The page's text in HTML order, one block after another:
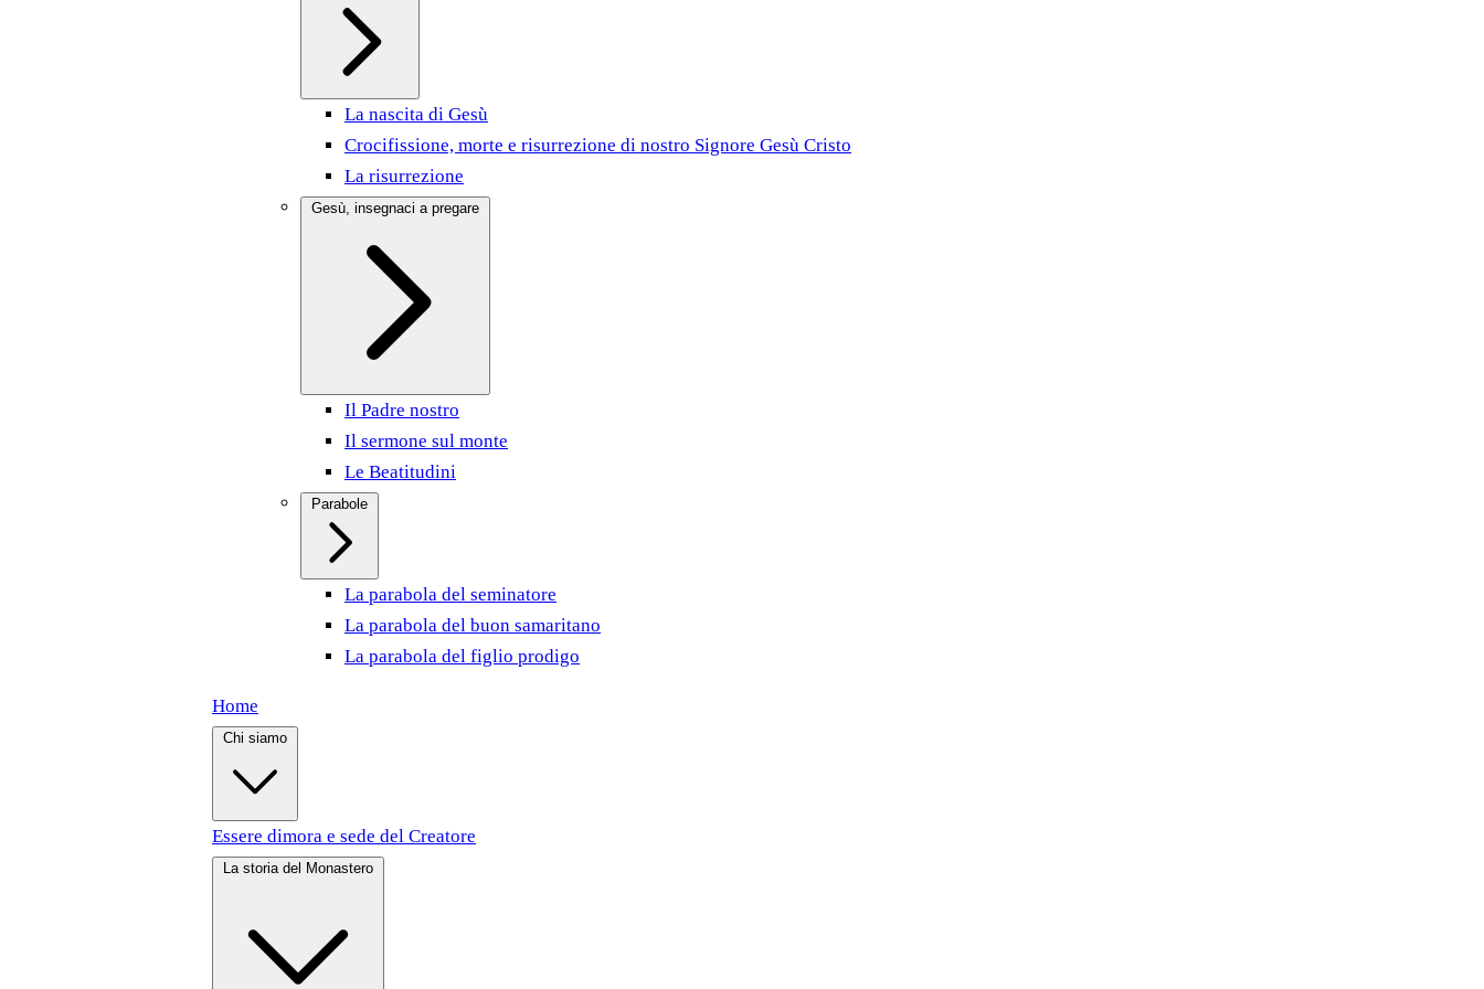
La nascita di Gesù
Crocifissione, morte e risurrezione di nostro Signore Gesù Cristo
La risurrezione
Il Padre nostro
Il sermone sul monte
Le Beatitudini
La parabola del seminatore
La parabola del buon samaritano
La parabola del figlio prodigo
Home
Essere dimora e sede del Creatore